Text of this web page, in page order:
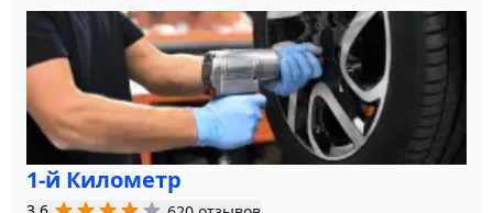
1-й Километр